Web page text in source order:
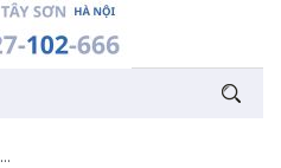
Làm video kỷ niệm thành lập công ty